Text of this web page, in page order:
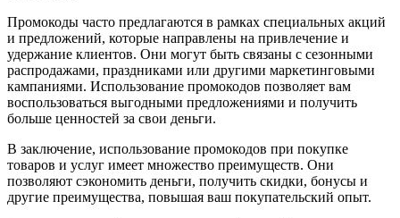
Промокоды часто предлагаются в рамках специальных акций
и предложений, которые направлены на привлечение и
удержание клиентов. Они могут быть связаны с сезонными
распродажами, праздниками или другими маркетинговыми
кампаниями. Использование промокодов позволяет вам
воспользоваться выгодными предложениями и получить
больше ценностей за свои деньги.
В заключение, использование промокодов при покупке
товаров и услуг имеет множество преимуществ. Они
позволяют сэкономить деньги, получить скидки, бонусы и
другие преимущества, повышая ваш покупательский опыт.